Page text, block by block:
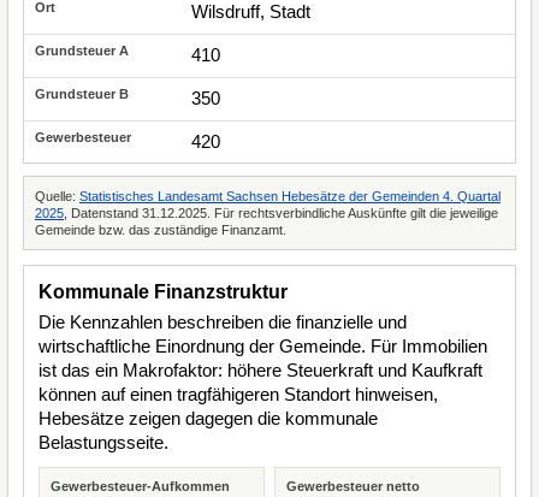
Wilsdruff, Stadt
410
350
420
Quelle: Statistisches Landesamt Sachsen Hebesätze der Gemeinden 4. Quartal
2025 , Datenstand 31.12.2025. Für rechtsverbindliche Auskünfte gilt die jeweilige
Gemeinde bzw. das zuständige Finanzamt.
Kommunale Finanzstruktur
Die Kennzahlen beschreiben die finanzielle und
wirtschaftliche Einordnung der Gemeinde. Für Immobilien
ist das ein Makrofaktor: höhere Steuerkraft und Kaufkraft
können auf einen tragfähigeren Standort hinweisen,
Hebesätze zeigen dagegen die kommunale
Belastungsseite.
Gewerbesteuer-Aufkommen Gewerbesteuer netto